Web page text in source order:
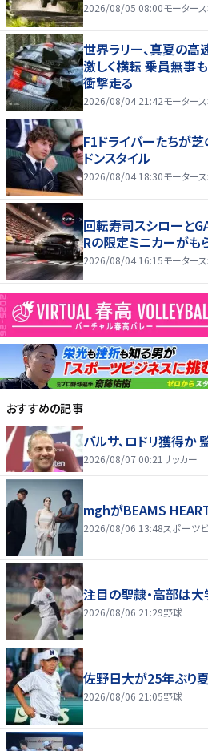
2026/08/05 08:00モーター
世界ラリー、真夏の
激しく横転 乗員無事
衝撃走る
2026/08/04 21:42モーター
F1ドライバーたちが
ドンスタイル
2026/08/04 18:30モーター
回転寿司スシローと
Rの限定ミニカーがも
2026/08/04 16:15モーター
おすすめの記事
バルサ、ロドリ獲得か
2026/08/07 00:21サッカー
mghがBEAMS
2026/08/06 13:48スポーツ
注目の聖隷・高部は
2026/08/06 21:29野球
佐野日大が25年ぶり
2026/08/06 21:05野球